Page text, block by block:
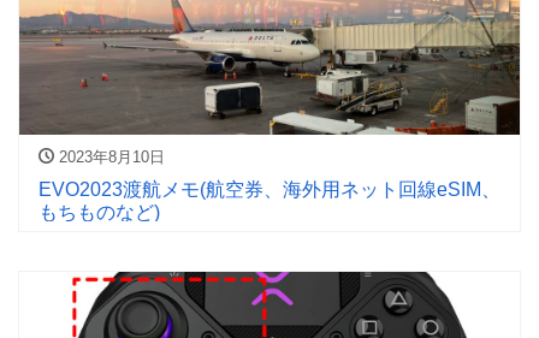
2023年8月10日
EVO2023渡航メモ(航空券、海外用ネット回線eSIM、
もちものなど)